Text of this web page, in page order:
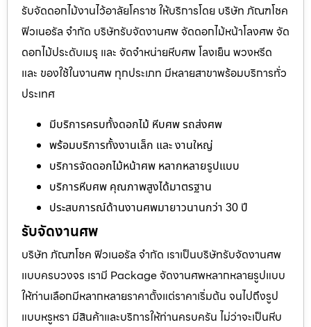
รับจัดดอกไม้งานไว้อาลัยโคราช ให้บริการโดย บริษัท ภัณฑโชค
ฟิวเนอรัล จำกัด บริษัทรับจัดงานศพ จัดดอกไม้หน้าโลงศพ จัด
ดอกไม้ประดับเมรุ และ จัดจำหน่ายหีบศพ โลงเย็น พวงหรีด
และ ของใช้ในงานศพ ทุกประเภท มีหลายสาขาพร้อมบริการทั่ว
ประเทศ
มีบริการครบทั้งดอกไม้ หีบศพ รถส่งศพ
พร้อมบริการทั้งงานเล็ก และ งานใหญ่
บริการจัดดอกไม้หน้าศพ หลากหลายรูปแบบ
บริการหีบศพ คุณภาพสูงได้มาตรฐาน
ประสบการณ์ด้านงานศพมายาวนานกว่า 30 ปี
รับจัดงานศพ
บริษัท ภัณฑโชค ฟิวเนอรัล จำกัด เราเป็นบริษัทรับจัดงานศพ
แบบครบวงจร เรามี Package จัดงานศพหลากหลายรูปแบบ
ให้ท่านเลือกมีหลากหลายราคาตั้งแต่ราคาเริ่มต้น จนไปถึงรูป
แบบหรูหรา มีสินค้าและบริการให้ท่านครบครัน ไม่ว่าจะเป็นหีบ